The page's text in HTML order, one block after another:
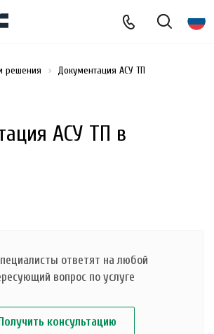
АСУ ТП в
решения Документация АСУ ТП
ответят на любой
вопрос по услуге
консультацию